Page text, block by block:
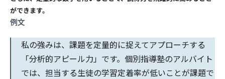
ができます。
例文
私の強みは、課題を定量的に捉えてアプローチする
「分析的アピール力」です。個別指導塾のアルバイト
では、担当する生徒の学習定着率が低いことが課題で